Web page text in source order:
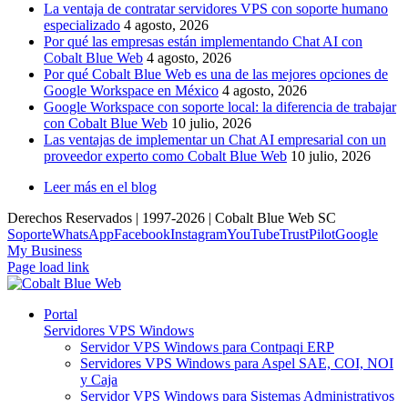
La ventaja de contratar servidores VPS con soporte humano
especializado 4 agosto, 2026
Por qué las empresas están implementando Chat AI con
Cobalt Blue Web 4 agosto, 2026
Por qué Cobalt Blue Web es una de las mejores opciones de
Google Workspace en México 4 agosto, 2026
Google Workspace con soporte local: la diferencia de trabajar
con Cobalt Blue Web 10 julio, 2026
Las ventajas de implementar un Chat AI empresarial con un
proveedor experto como Cobalt Blue Web 10 julio, 2026
Leer más en el blog
Derechos Reservados | 1997-2026 | Cobalt Blue Web SC
SoporteWhatsAppFacebookInstagramYouTubeTrustPilotGoogle
My Business
Page load link
Portal
Servidores VPS Windows
Servidor VPS Windows para Contpaqi ERP
Servidores VPS Windows para Aspel SAE, COI, NOI
y Caja
Servidor VPS Windows para Sistemas Administrativos